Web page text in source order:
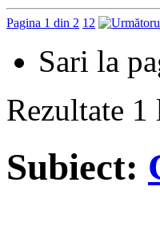
Pagina 1 din 2 1 2
Sari la
Rezultate 1
Subiect: